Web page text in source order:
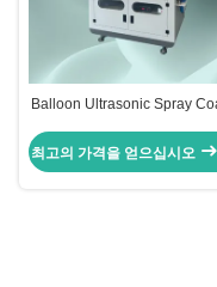
Balloon Ultrasonic Spray
최고의 가격을 얻으십시오